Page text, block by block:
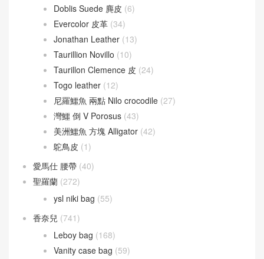
Doblis Suede 麂皮 (6)
Evercolor 皮革 (34)
Jonathan Leather (13)
Taurillion Novillo (10)
Taurillon Clemence 皮 (24)
Togo leather (12)
尼羅鱷魚 兩點 Nilo crocodile (27)
灣鱷 倒 V Porosus (43)
美洲鱷魚 方塊 Alligator (42)
鴕鳥皮 (1)
愛馬仕 腰帶 (40)
聖羅蘭 (272)
ysl niki bag (55)
香奈兒 (741)
Leboy bag (168)
Vanity case bag (59)